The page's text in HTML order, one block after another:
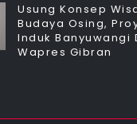
Usung Konsep
Budaya Osing,
Induk Banyuwangi
Wapres Gibran